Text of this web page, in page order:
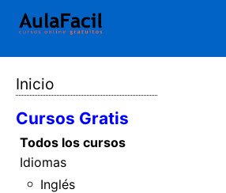
Inicio
Cursos Gratis
Todos los cursos
Idiomas
Inglés